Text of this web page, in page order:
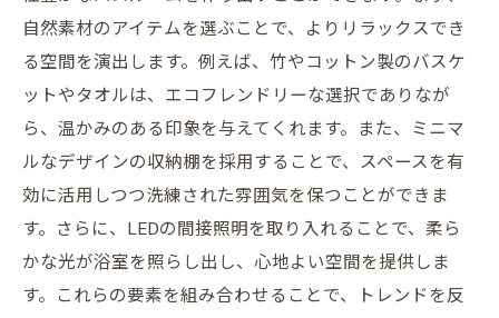
自然素材のアイテムを選ぶことで、よりリラックスでき
る空間を演出します。例えば、竹やコットン製のバスケ
ットやタオルは、エコフレンドリーな選択でありなが
ら、温かみのある印象を与えてくれます。また、ミニマ
ルなデザインの収納棚を採用することで、スペースを有
効に活用しつつ洗練された雰囲気を保つことができま
す。さらに、LEDの間接照明を取り入れることで、柔ら
かな光が浴室を照らし出し、心地よい空間を提供しま
す。これらの要素を組み合わせることで、トレンドを反